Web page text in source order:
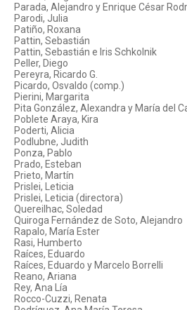
Parada, Alejandro y Enrique César
Parodi, Julia
Patiño, Roxana
Pattin, Sebastián
Pattin, Sebastián e Iris Schkolnik
Peller, Diego
Pereyra, Ricardo G.
Picardo, Osvaldo (comp.)
Pierini, Margarita
Pita González, Alexandra y María del
Poblete Araya, Kira
Poderti, Alicia
Podlubne, Judith
Ponza, Pablo
Prado, Esteban
Prieto, Martín
Prislei, Leticia
Prislei, Leticia (directora)
Quereilhac, Soledad
Quiroga Fernández de Soto, Alejandro
Rapalo, María Ester
Rasi, Humberto
Raíces, Eduardo
Raíces, Eduardo y Marcelo Borrelli
Reano, Ariana
Rey, Ana Lía
Rocco-Cuzzi, Renata